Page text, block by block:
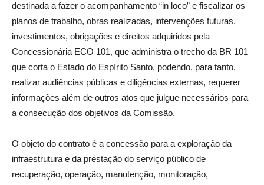
destinada a fazer o acompanhamento “in loco” e fiscalizar os
planos de trabalho, obras realizadas, intervenções futuras,
investimentos, obrigações e direitos adquiridos pela
Concessionária ECO 101, que administra o trecho da BR 101
que corta o Estado do Espírito Santo, podendo, para tanto,
realizar audiências públicas e diligências externas, requerer
informações além de outros atos que julgue necessários para
a consecução dos objetivos da Comissão.
O objeto do contrato é a concessão para a exploração da
infraestrutura e da prestação do serviço público de
recuperação, operação, manutenção, monitoração,